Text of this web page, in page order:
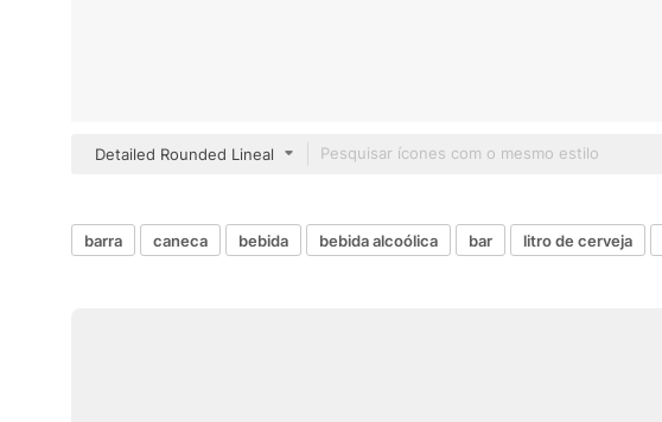
Detailed Rounded Lineal
barra caneca bebida bebida alcoólica bar litro de cerveja